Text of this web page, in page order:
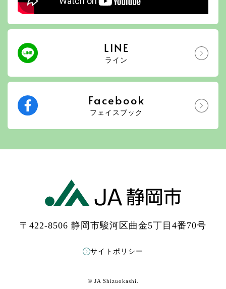
LINE
ライン
Facebook
フェイスブック
〒422-8506 静岡市駿河区曲金5丁目4番70号
サイトポリシー
© JA Shizuokashi.